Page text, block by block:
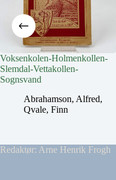
Voksenkolen-Holmenkollen-
Slemdal-Vettakollen-
Sognsvand
Abrahamson, Alfred,
Qvale, Finn
Redaktør: Arne Henrik Frogh